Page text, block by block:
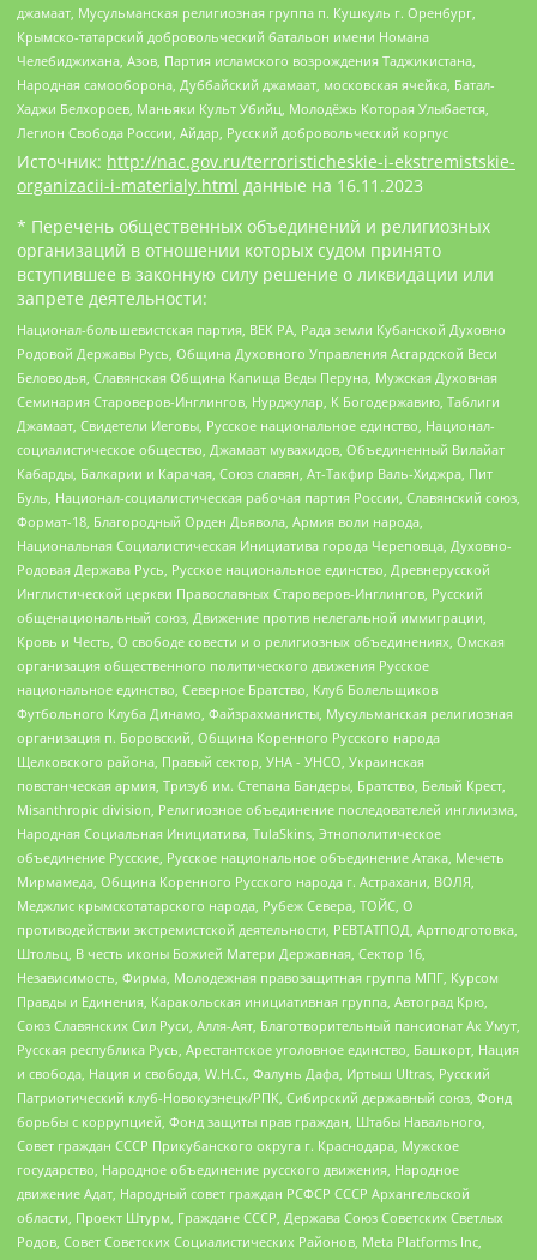
джамаат, Мусульманская религиозная группа п. Кушкуль г. Оренбург,
Крымско-татарский добровольческий батальон имени Номана
Челебиджихана, Азов, Партия исламского возрождения Таджикистана,
Народная самооборона, Дуббайский джамаат, московская ячейка, Батал-
Хаджи Белхороев, Маньяки Культ Убийц, Молодёжь Которая Улыбается,
Легион Свобода России, Айдар, Русский добровольческий корпус
Источник: http://nac.gov.ru/terroristicheskie-i-ekstremistskie-
organizacii-i-materialy.html данные на 16.11.2023
* Перечень общественных объединений и религиозных
организаций в отношении которых судом принято
вступившее в законную силу решение о ликвидации или
запрете деятельности:
Национал-большевистская партия, ВЕК РА, Рада земли Кубанской Духовно
Родовой Державы Русь, Община Духовного Управления Асгардской Веси
Беловодья, Славянская Община Капища Веды Перуна, Мужская Духовная
Семинария Староверов-Инглингов, Нурджулар, К Богодержавию, Таблиги
Джамаат, Свидетели Иеговы, Русское национальное единство, Национал-
социалистическое общество, Джамаат мувахидов, Объединенный Вилайат
Кабарды, Балкарии и Карачая, Союз славян, Ат-Такфир Валь-Хиджра, Пит
Буль, Национал-социалистическая рабочая партия России, Славянский союз,
Формат-18, Благородный Орден Дьявола, Армия воли народа,
Национальная Социалистическая Инициатива города Череповца, Духовно-
Родовая Держава Русь, Русское национальное единство, Древнерусской
Инглистической церкви Православных Староверов-Инглингов, Русский
общенациональный союз, Движение против нелегальной иммиграции,
Кровь и Честь, О свободе совести и о религиозных объединениях, Омская
организация общественного политического движения Русское
национальное единство, Северное Братство, Клуб Болельщиков
Футбольного Клуба Динамо, Файзрахманисты, Мусульманская религиозная
организация п. Боровский, Община Коренного Русского народа
Щелковского района, Правый сектор, УНА - УНСО, Украинская
повстанческая армия, Тризуб им. Степана Бандеры, Братство, Белый Крест,
Misanthropic division, Религиозное объединение последователей инглиизма,
Народная Социальная Инициатива, TulaSkins, Этнополитическое
объединение Русские, Русское национальное объединение Атака, Мечеть
Мирмамеда, Община Коренного Русского народа г. Астрахани, ВОЛЯ,
Меджлис крымскотатарского народа, Рубеж Севера, ТОЙС, О
противодействии экстремистской деятельности, РЕВТАТПОД, Артподготовка,
Штольц, В честь иконы Божией Матери Державная, Сектор 16,
Независимость, Фирма, Молодежная правозащитная группа МПГ, Курсом
Правды и Единения, Каракольская инициативная группа, Автоград Крю,
Союз Славянских Сил Руси, Алля-Аят, Благотворительный пансионат Ак Умут,
Русская республика Русь, Арестантское уголовное единство, Башкорт, Нация
и свобода, Нация и свобода, W.H.С., Фалунь Дафа, Иртыш Ultras, Русский
Патриотический клуб-Новокузнецк/РПК, Сибирский державный союз, Фонд
борьбы с коррупцией, Фонд защиты прав граждан, Штабы Навального,
Совет граждан СССР Прикубанского округа г. Краснодара, Мужское
государство, Народное объединение русского движения, Народное
движение Адат, Народный совет граждан РСФСР СССР Архангельской
области, Проект Штурм, Граждане СССР, Держава Союз Советских Светлых
Родов, Совет Советских Социалистических Районов, Meta Platforms Inc,